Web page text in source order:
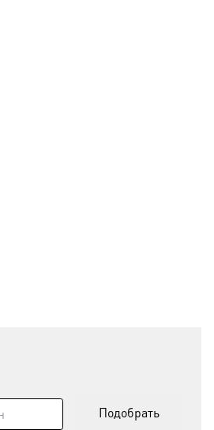
Подобрать